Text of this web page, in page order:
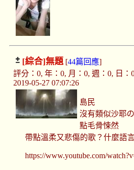
[綜合]無題[44篇回應]
評分：0, 年：0, 月：0, 週：0, 日：
2019-05-27 07:07:26
島民
沒有類似沙耶
點毛骨悚然
帶點溫柔又悲傷的歌？什麼語
https://www.youtube.com/